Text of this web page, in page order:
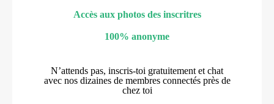
Accès aux photos des inscritres
100% anonyme
N’attends pas, inscris-toi gratuitement et chat
avec nos dizaines de membres connectés près de
chez toi